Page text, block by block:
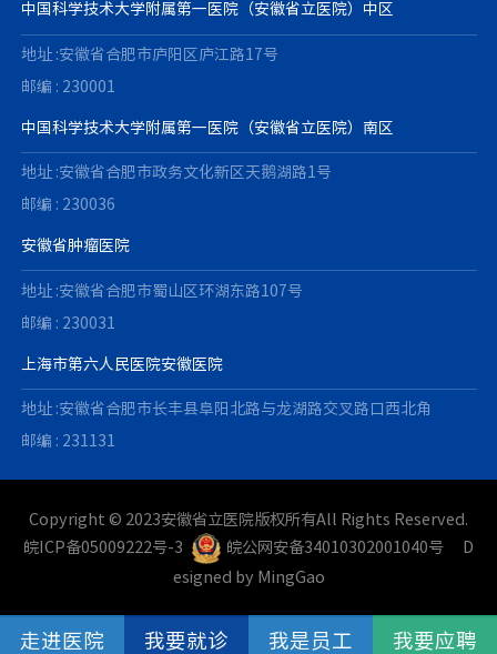
中国科学技术大学附属第一医院（安徽省立医院）中区
地址 :安徽省合肥市庐阳区庐江路17号
邮编 : 230001
中国科学技术大学附属第一医院（安徽省立医院）南区
地址 :安徽省合肥市政务文化新区天鹅湖路1号
邮编 : 230036
安徽省肿瘤医院
地址 :安徽省合肥市蜀山区环湖东路107号
邮编 : 230031
上海市第六人民医院安徽医院
地址 :安徽省合肥市长丰县阜阳北路与龙湖路交叉路口西北角
邮编 : 231131
Copyright © 2023安徽省立医院版权所有All Rights Reserved.
皖ICP备05009222号-3
皖公网安备34010302001040号
D
esigned by MingGao
走进医院 我要就诊 我是员工 我要应聘